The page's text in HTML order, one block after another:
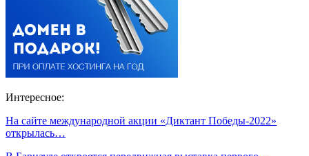
Интересное:
На сайте международной акции «Диктант Победы-2022»
открылась…